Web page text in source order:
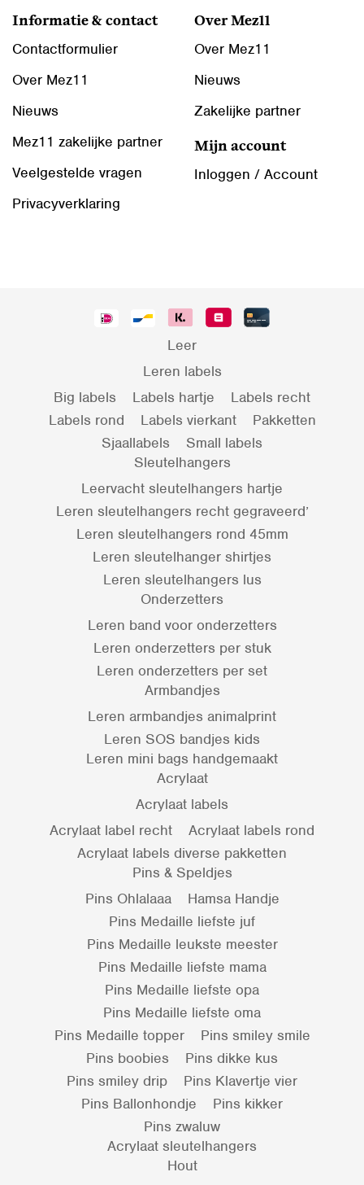
Informatie & contact
Contactformulier
Over Mez11
Nieuws
Mez11 zakelijke partner
Veelgestelde vragen
Privacyverklaring
Over Mez11
Over Mez11
Nieuws
Zakelijke partner
Mijn account
Inloggen / Account
Leer
Leren labels
Big labels
Labels hartje
Labels recht
Labels rond
Labels vierkant
Pakketten
Sjaallabels
Small labels
Sleutelhangers
Leervacht sleutelhangers hartje
Leren sleutelhangers recht gegraveerd’
Leren sleutelhangers rond 45mm
Leren sleutelhanger shirtjes
Leren sleutelhangers lus
Onderzetters
Leren band voor onderzetters
Leren onderzetters per stuk
Leren onderzetters per set
Armbandjes
Leren armbandjes animalprint
Leren SOS bandjes kids
Leren mini bags handgemaakt
Acrylaat
Acrylaat labels
Acrylaat label recht
Acrylaat labels rond
Acrylaat labels diverse pakketten
Pins & Speldjes
Pins Ohlalaaa
Hamsa Handje
Pins Medaille liefste juf
Pins Medaille leukste meester
Pins Medaille liefste mama
Pins Medaille liefste opa
Pins Medaille liefste oma
Pins Medaille topper
Pins smiley smile
Pins boobies
Pins dikke kus
Pins smiley drip
Pins Klavertje vier
Pins Ballonhondje
Pins kikker
Pins zwaluw
Acrylaat sleutelhangers
Hout